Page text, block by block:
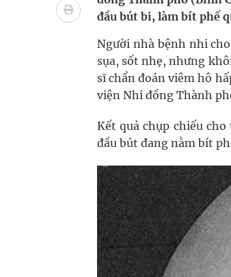
Nhiều lợi thế để nâng chất lượng
Vương Thành Công: Khi việc
Tầm soát sớm ung thư vú giúp
Giải pháp nâng cao thị lực thời
đầu bút bi, làm bít phế
Người nhà bệnh nhi
sụa, sốt nhẹ, nhưng
sĩ chẩn đoán viêm hô
viện Nhi đồng Thành
Kết quả chụp chiếu
đầu bút đang nằm bít